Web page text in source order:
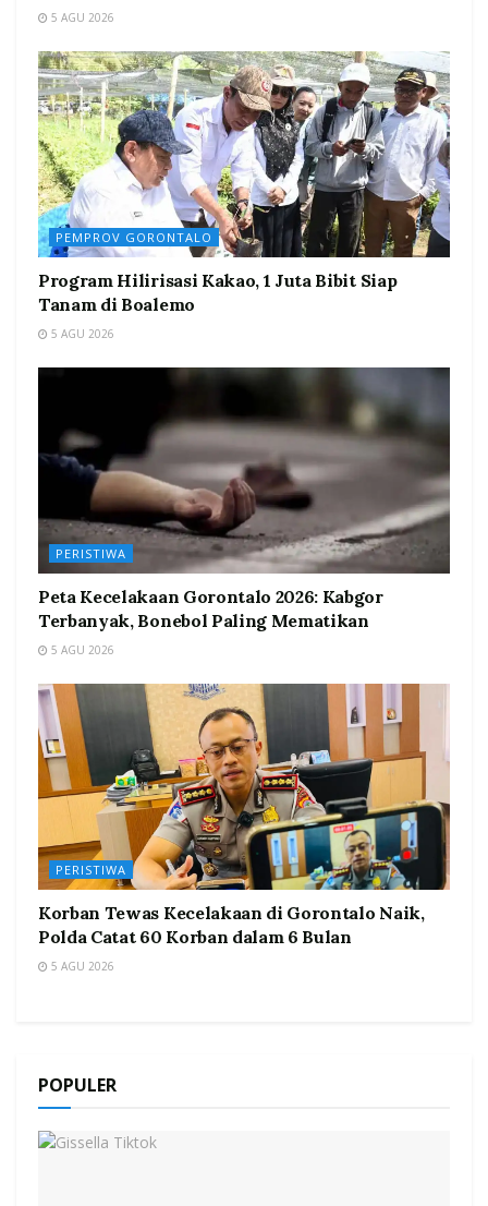
5 AGU 2026
PEMPROV GORONTALO
Program Hilirisasi Kakao, 1 Juta Bibit Siap
Tanam di Boalemo
5 AGU 2026
PERISTIWA
Peta Kecelakaan Gorontalo 2026: Kabgor
Terbanyak, Bonebol Paling Mematikan
5 AGU 2026
PERISTIWA
Korban Tewas Kecelakaan di Gorontalo Naik,
Polda Catat 60 Korban dalam 6 Bulan
5 AGU 2026
POPULER